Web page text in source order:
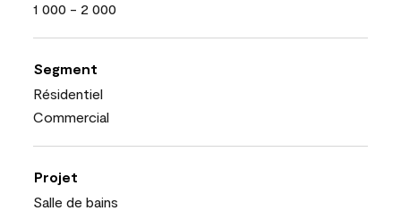
1 000 - 2 000
Segment
Résidentiel
Commercial
Projet
Salle de bains